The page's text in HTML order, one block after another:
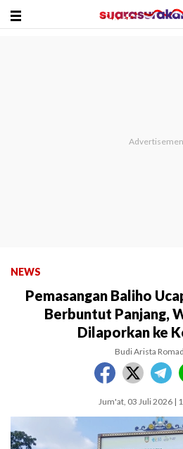
NEWS
Pemasangan Baliho
Berbuntut Panjang,
Dilaporkan ke
Budi Arista
Jum'at, 03 Juli 2026 |